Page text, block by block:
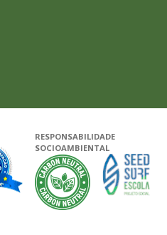
Google - Status do site no
Garantia de satisfação
RESPONSABILIDADE
SOCIOAMBIENTAL
A